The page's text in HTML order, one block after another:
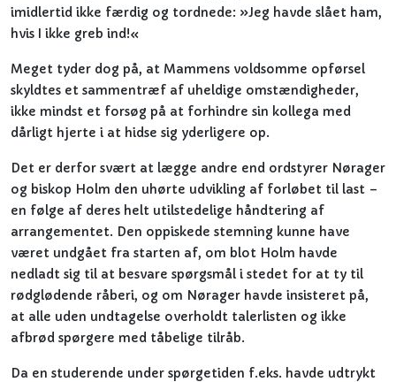
imidlertid ikke færdig og tordnede: »Jeg havde slået ham,
hvis I ikke greb ind!«
Meget tyder dog på, at Mammens voldsomme opførsel
skyldtes et sammentræf af uheldige omstændigheder,
ikke mindst et forsøg på at forhindre sin kollega med
dårligt hjerte i at hidse sig yderligere op.
Det er derfor svært at lægge andre end ordstyrer Nørager
og biskop Holm den uhørte udvikling af forløbet til last –
en følge af deres helt utilstedelige håndtering af
arrangementet. Den oppiskede stemning kunne have
været undgået fra starten af, om blot Holm havde
nedladt sig til at besvare spørgsmål i stedet for at ty til
rødglødende råberi, og om Nørager havde insisteret på,
at alle uden undtagelse overholdt talerlisten og ikke
afbrød spørgere med tåbelige tilråb.
Da en studerende under spørgetiden f.eks. havde udtrykt